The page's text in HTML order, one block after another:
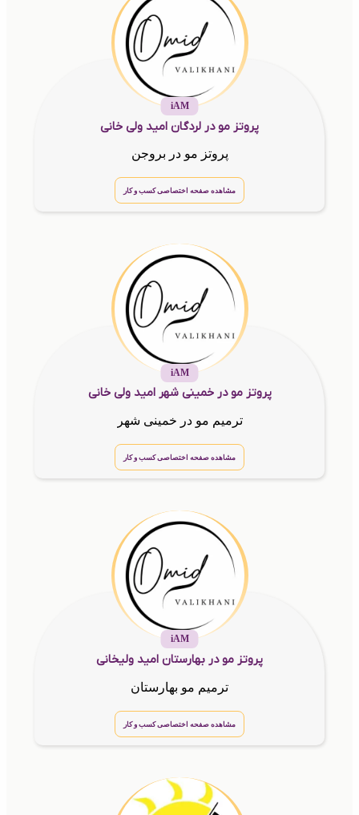
iAM
پروتز مو در لردگان امید ولی خانی
پروتز مو در بروجن
مشاهده صفحه اختصاصی کسب و کار
iAM
پروتز مو در خمینی شهر امید ولی خانی
ترمیم مو در خمینی شهر
مشاهده صفحه اختصاصی کسب و کار
iAM
پروتز مو در بهارستان امید ولیخانی
ترمیم مو بهارستان
مشاهده صفحه اختصاصی کسب و کار